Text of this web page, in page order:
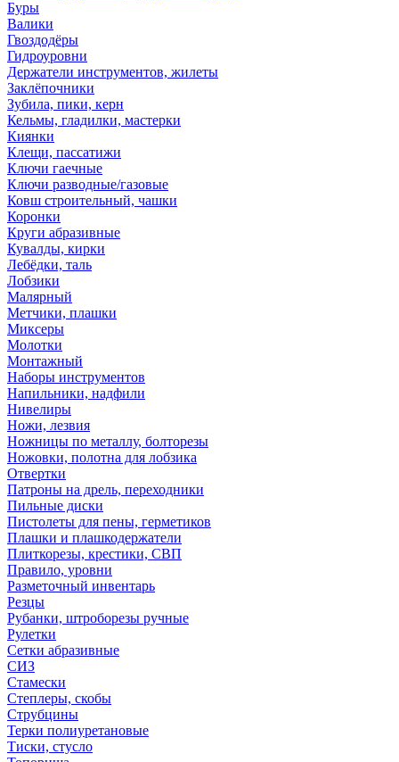
Буры
Валики
Гвоздодёры
Гидроуровни
Держатели инструментов, жилеты
Заклёпочники
Зубила, пики, керн
Кельмы, гладилки, мастерки
Киянки
Клещи, пассатижи
Ключи гаечные
Ключи разводные/газовые
Ковш строительный, чашки
Коронки
Круги абразивные
Кувалды, кирки
Лебёдки, таль
Лобзики
Малярный
Метчики, плашки
Миксеры
Молотки
Монтажный
Наборы инструментов
Напильники, надфили
Нивелиры
Ножи, лезвия
Ножницы по металлу, болторезы
Ножовки, полотна для лобзика
Отвертки
Патроны на дрель, переходники
Пильные диски
Пистолеты для пены, герметиков
Плашки и плашкодержатели
Плиткорезы, крестики, СВП
Правило, уровни
Разметочный инвентарь
Резцы
Рубанки, штроборезы ручные
Рулетки
Сетки абразивные
СИЗ
Стамески
Степлеры, скобы
Струбцины
Терки полиуретановые
Тиски, стусло